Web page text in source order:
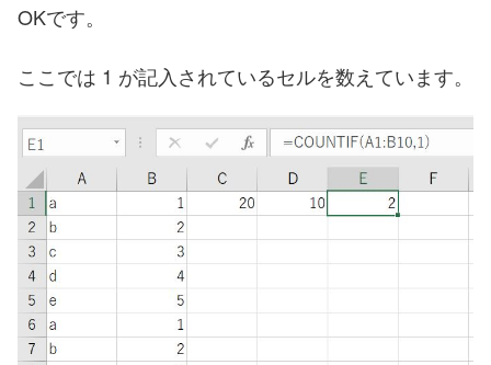
OKです。
ここでは 1 が記入されているセルを数えています。